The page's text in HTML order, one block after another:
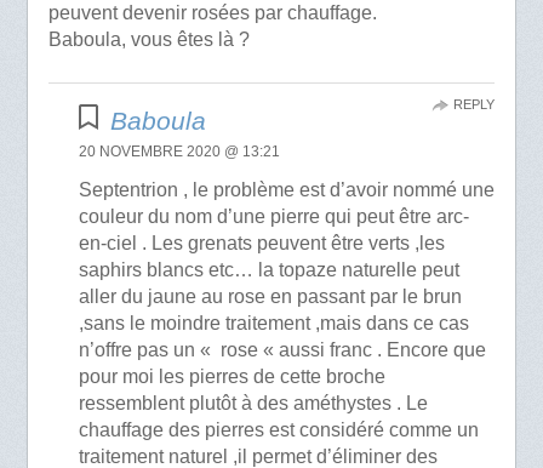
peuvent devenir rosées par chauffage.
Baboula, vous êtes là ?
Baboula
20 NOVEMBRE 2020 @ 13:21
Septentrion , le problème est d’avoir nommé une
couleur du nom d’une pierre qui peut être arc-
en-ciel . Les grenats peuvent être verts ,les
saphirs blancs etc… la topaze naturelle peut
aller du jaune au rose en passant par le brun
,sans le moindre traitement ,mais dans ce cas
n’offre pas un « rose « aussi franc . Encore que
pour moi les pierres de cette broche
ressemblent plutôt à des améthystes . Le
chauffage des pierres est considéré comme un
traitement naturel ,il permet d’éliminer des
REPLY